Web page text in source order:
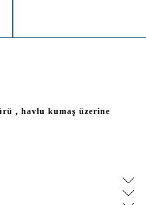
, havlu kumaş üzerine